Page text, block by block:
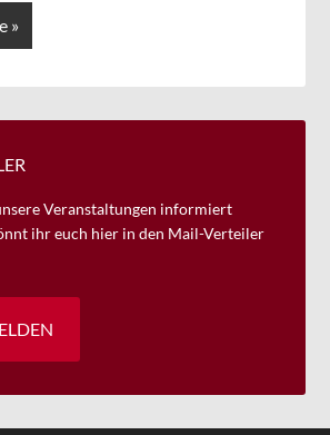
»
Veranstaltungen informiert
ihr euch hier in den Mail-Verteiler